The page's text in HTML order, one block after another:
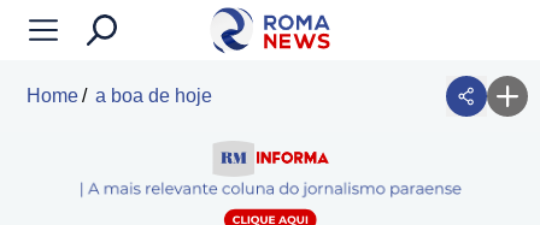
Home a boa de hoje